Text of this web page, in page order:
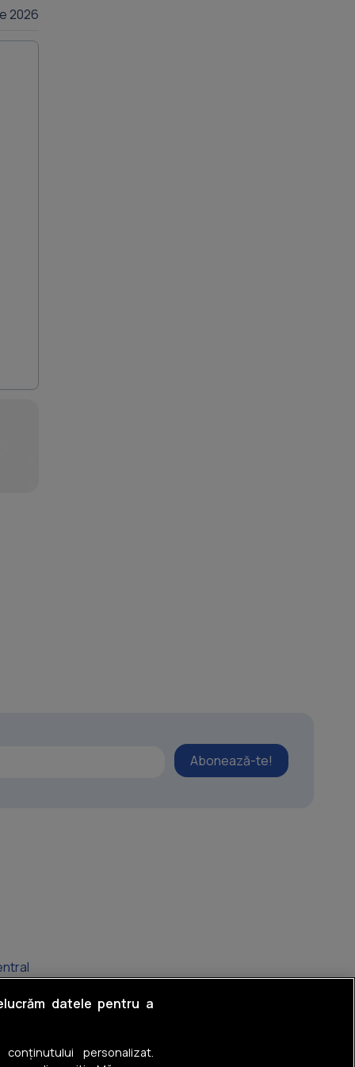
2026
Abonează-te!
datele pentru a
personalizat.